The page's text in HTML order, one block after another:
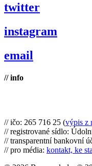
twitter
instagram
email
// info
// ičo: 265 716 25 (výpis z
// registrované sídlo:
// transparentní bankovní
// pro média: kontakt, ke